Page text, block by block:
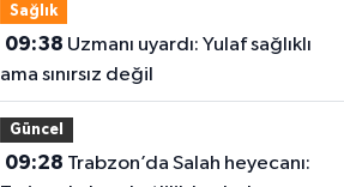
Sağlık
09:38
ama sınırsız değil
Güncel
09:28